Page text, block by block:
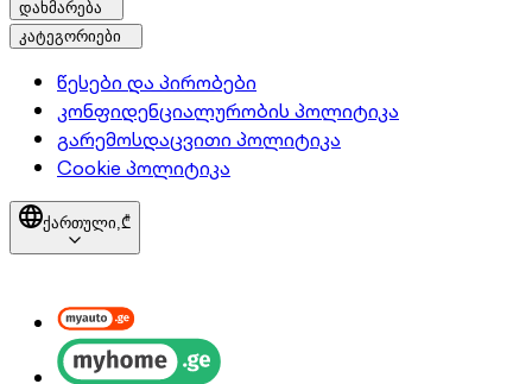
დახმარება
კატეგორიები
წესები და პირობები
კონფიდენციალურობის პოლიტიკა
გარემოსდაცვითი პოლიტიკა
Cookie პოლიტიკა
ქართული,₾